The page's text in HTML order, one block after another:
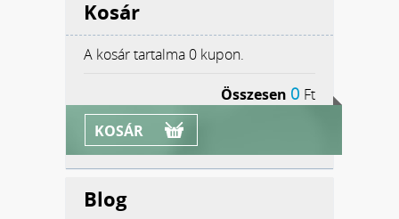
Kosár
A kosár tartalma 0 kupon.
Összesen 0 Ft
KOSÁR
Blog